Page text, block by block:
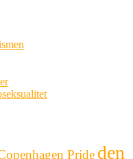
Pride den